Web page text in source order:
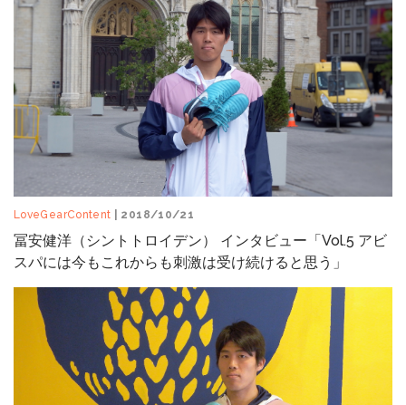
LoveGearContent | 2018/10/21
冨安健洋（シントトロイデン） インタビュー「Vol.5 アビ
スパには今もこれからも刺激は受け続けると思う」